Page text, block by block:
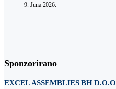
9. Juna 2026.
Sponzorirano
EXCEL ASSEMBLIES BH